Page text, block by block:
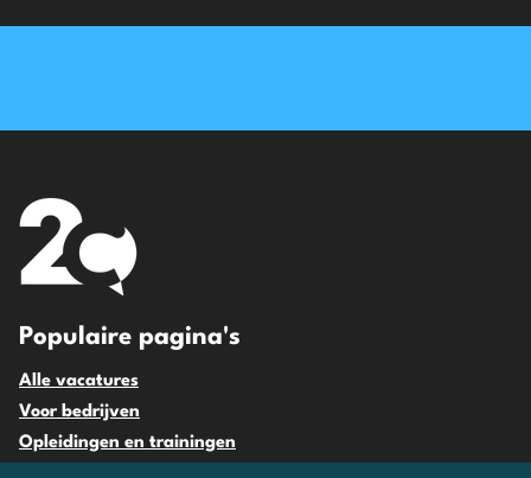
Populaire pagina's
Alle vacatures
Voor bedrijven
Opleidingen en trainingen